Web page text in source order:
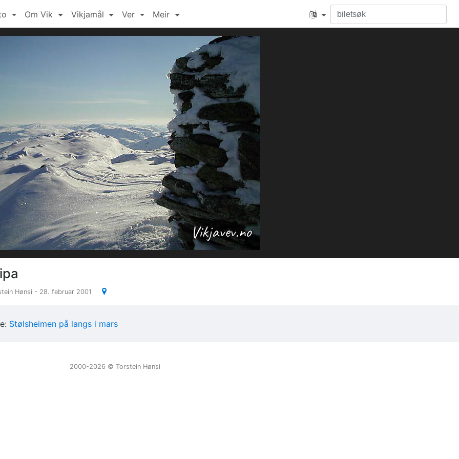
Om Vik Vikjamål Ver Meir
Hønsi - 28. februar 2001
Stølsheimen på langs i mars
2000-2026 ©️ Torstein Hønsi